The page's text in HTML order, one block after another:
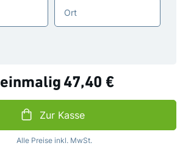
einmalig 47,40 €
Zur Kasse
Alle Preise inkl. MwSt.